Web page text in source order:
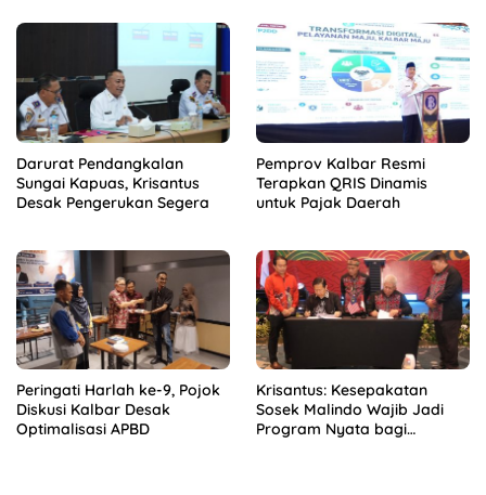
Darurat Pendangkalan
Sungai Kapuas, Krisantus
Desak Pengerukan Segera
Pemprov Kalbar Resmi
Terapkan QRIS Dinamis
untuk Pajak Daerah
Peringati Harlah ke-9, Pojok
Diskusi Kalbar Desak
Optimalisasi APBD
Krisantus: Kesepakatan
Sosek Malindo Wajib Jadi
Program Nyata bagi